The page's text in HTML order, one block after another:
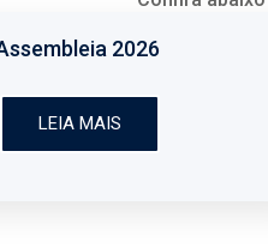
2026
LEIA MAIS